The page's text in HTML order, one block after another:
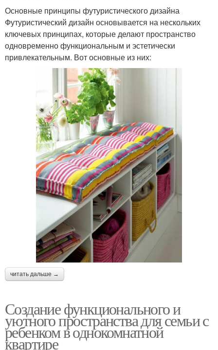
Основные принципы футуристического дизайна
Футуристический дизайн основывается на нескольких
ключевых принципах, которые делают пространство
одновременно функциональным и эстетически
привлекательным. Вот основные из них:
читать дальше →
Создание функционального и
уютного пространства для семьи с
ребенком в однокомнатной
квартире